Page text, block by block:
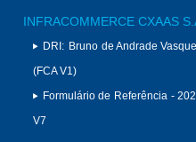
INFRACOMMERCE CXAAS
DRI: Bruno de Andrade
(FCA V1)
Formulário de Referência -
V7